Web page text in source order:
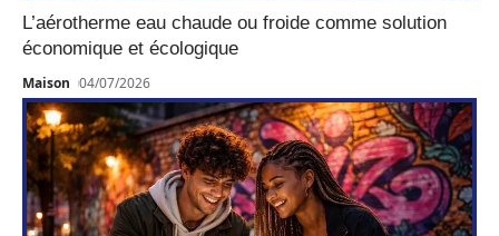
L’aérotherme eau chaude ou froide comme solution
économique et écologique
Maison 04/07/2026